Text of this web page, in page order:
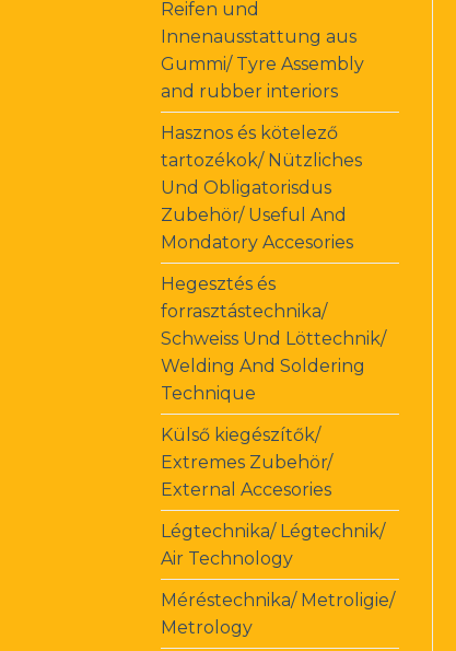
Reifen und
Innenausstattung aus
Gummi/ Tyre Assembly
and rubber interiors
Hasznos és kötelező
tartozékok/ Nützliches
Und Obligatorisdus
Zubehör/ Useful And
Mondatory Accesories
Hegesztés és
forrasztástechnika/
Schweiss Und Löttechnik/
Welding And Soldering
Technique
Külső kiegészítők/
Extremes Zubehör/
External Accesories
Légtechnika/ Légtechnik/
Air Technology
Méréstechnika/ Metroligie/
Metrology